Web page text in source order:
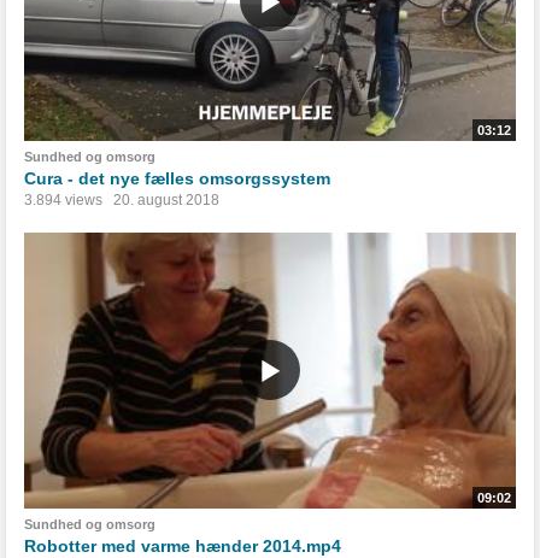
03:12
Sundhed og omsorg
Cura - det nye fælles omsorgssystem
3.894 views 20. august 2018
09:02
Sundhed og omsorg
Robotter med varme hænder 2014.mp4